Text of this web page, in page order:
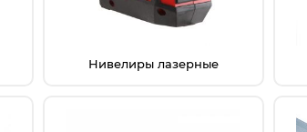
Нивелиры лазерные